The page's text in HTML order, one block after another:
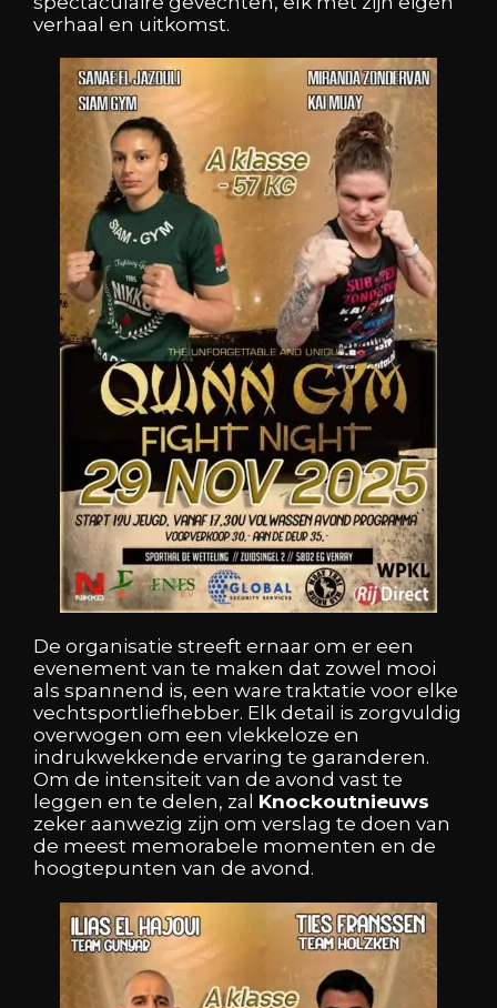
verhaal en uitkomst.
De organisatie streeft ernaar om er een
evenement van te maken dat zowel mooi
als spannend is, een ware traktatie voor elke
vechtsportliefhebber. Elk detail is zorgvuldig
overwogen om een vlekkeloze en
indrukwekkende ervaring te garanderen.
Om de intensiteit van de avond vast te
leggen en te delen, zal Knockoutnieuws
zeker aanwezig zijn om verslag te doen van
de meest memorabele momenten en de
hoogtepunten van de avond.